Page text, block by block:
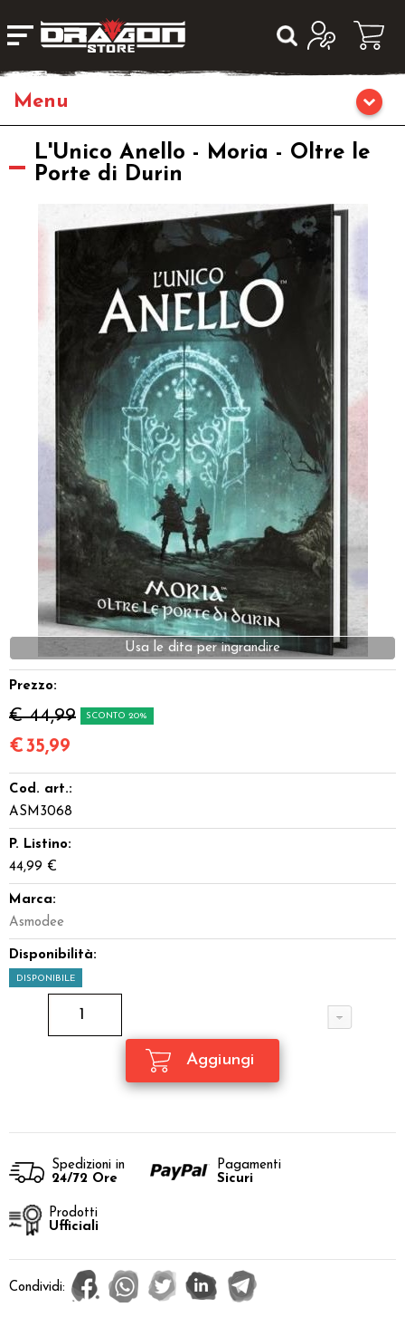
Giochi da Tavolo
Librigame
Giochi di Carte Collezionabili
Miniature
Accessori
Giocattoli e Gadget
Offerte del Dragone
L'Unico Anello - Moria - Oltre le
Porte di Durin
Prezzo:
€ 44,99 SCONTO 20%
€35,99
Cod. art.:
ASM3068
P. Listino:
44,99 €
Marca:
Asmodee
Disponibilità:
DISPONIBILE
Spedizioni in
24/72 Ore
Pagamenti
Sicuri
Prodotti
Ufficiali
Condividi: